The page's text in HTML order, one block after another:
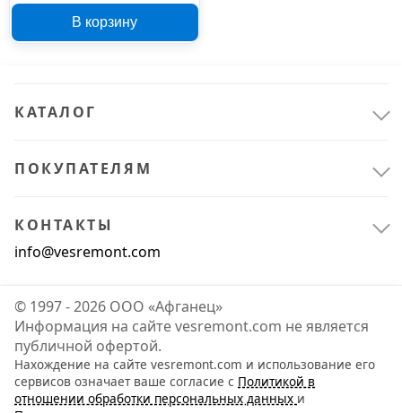
12 В
В корзину
КАТАЛОГ
ПОКУПАТЕЛЯМ
КОНТАКТЫ
info@vesremont.com
© 1997 - 2026 ООО «Афганец»
Информация на сайте vesremont.com не является
публичной офертой.
Нахождение на сайте vesremont.com и использование его
сервисов означает ваше согласие с Политикой в
отношении обработки персональных данных и